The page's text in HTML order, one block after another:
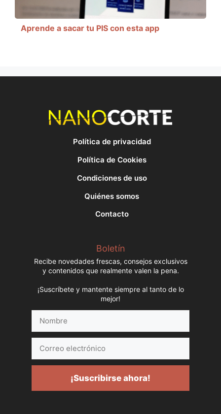
Aprende a sacar tu PIS con esta app
Política de privacidad
Política de Cookies
Condiciones de uso
Quiénes somos
Contacto
Boletín
Recibe novedades frescas, consejos exclusivos
y contenidos que realmente valen la pena.
¡Suscríbete y mantente siempre al tanto de lo
mejor!
electrónico
¡Suscribirse ahora!